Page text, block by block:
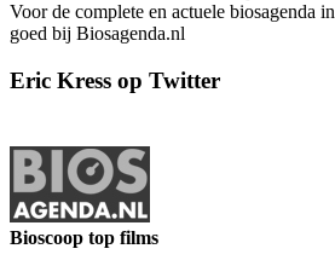
Voor de complete en actuele biosagenda in
goed bij Biosagenda.nl
Eric Kress op Twitter
Bioscoop top films